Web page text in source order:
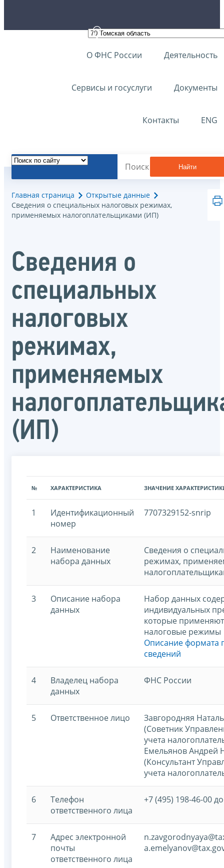
О ФНС России Деятельность
Сервисы и госуслуги Документы
Контакты ENG
Найти
Главная страница
Открытые данные
Сведения о специальных налоговых режимах,
применяемых налогоплательщиками (ИП)
Сведения о
специальных
налоговых
режимах,
применяемых
(ИП)
№ ХАРАКТЕРИСТИКА ЗНАЧЕНИЕ
1
Идентификационный
номер
7707329152-snrip
2
Наименование
набора данных
Сведения о
режимах,
3
Описание набора
данных
Набор данных
индивидуальных
которые
налоговые режимы
Описание формата
сведений
4
Владелец набора
данных
ФНС России
5 Ответственное лицо
Завгородняя
(Советник
учета
Емельянов Андрей
(Консультант
учета
6
Телефон
ответственного лица
+7 (495) 198-46-00
7
Адрес электронной
почты
ответственного лица